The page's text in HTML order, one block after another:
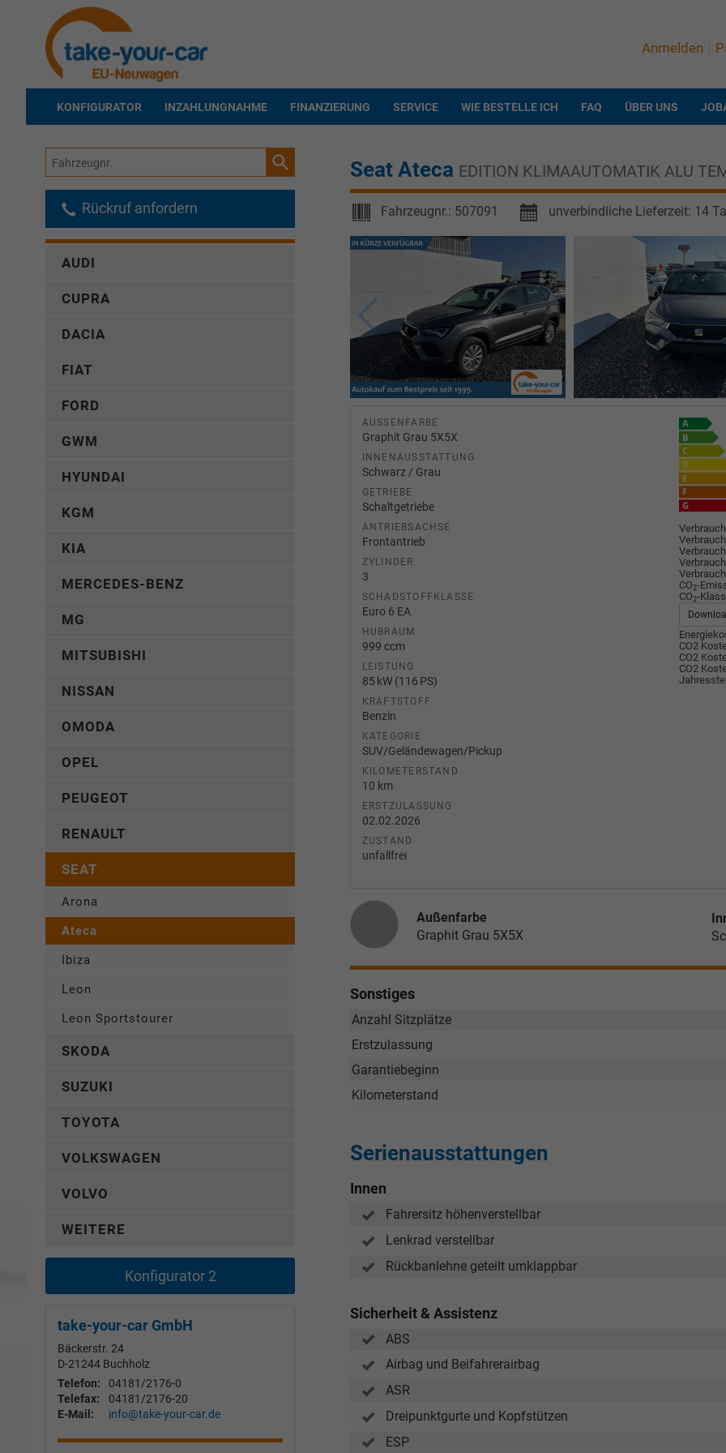
Anmelden
KONFIGURATOR INZAHLUNGNAHME FINANZIERUNG SERVICE WIE BESTELLE ICH FAQ ÜBER UNS
Seat Ateca EDITION KLIMAAUTOMATIK ALU
Fahrzeugnr.: 507091 unverbindliche Lieferzeit: 14
AUSSENFARBE
Graphit Grau 5X5X
INNENAUSSTATTUNG
Schwarz / Grau
GETRIEBE
Schaltgetriebe
ANTRIEBSACHSE
Frontantrieb
ZYLINDER
3
SCHADSTOFFKLASSE
Euro 6 EA
HUBRAUM
999 ccm
LEISTUNG
85 kW (116 PS)
KRAFTSTOFF
Benzin
KATEGORIE
SUV/Geländewagen/Pickup
KILOMETERSTAND
10 km
ERSTZULASSUNG
02.02.2026
ZUSTAND
unfallfrei
CO2-
CO2-
CO2
CO2
CO2
Außenfarbe
Graphit Grau 5X5X
Sonstiges
Anzahl Sitzplätze
Erstzulassung
Garantiebeginn
Kilometerstand
Serienausstattungen
Innen
Fahrersitz höhenverstellbar
Lenkrad verstellbar
Rückbanlehne geteilt umklappbar
Sicherheit & Assistenz
ABS
Airbag und Beifahrerairbag
ASR
Dreipunktgurte und Kopfstützen
ESP
Fahrzeugnr.
Rückruf anfordern
AUDI
CUPRA
DACIA
FIAT
FORD
GWM
HYUNDAI
KGM
KIA
MERCEDES-BENZ
MG
MITSUBISHI
NISSAN
OMODA
OPEL
PEUGEOT
RENAULT
SEAT
Arona
Ateca
Ibiza
Leon
Leon Sportstourer
SKODA
SUZUKI
TOYOTA
VOLKSWAGEN
VOLVO
WEITERE
Konfigurator 2
take-your-car GmbH
Bäckerstr. 24
D-21244 Buchholz
Telefon:
04181/2176-0
Telefax:
04181/2176-20
E-Mail:
info@take-your-car.de